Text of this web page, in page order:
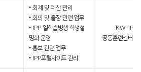
• 회계 및 예산 관리
• 회의 및 출장 관련 업무
• IPP 일학습병행 학생설
명회 운영
• 홍보 관련 업무
• IPP포털사이트 관리
KW-IPP
공동훈련센터 운